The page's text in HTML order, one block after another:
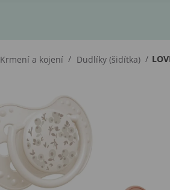
Krmení a kojení / Dudlíky (šidítka) /